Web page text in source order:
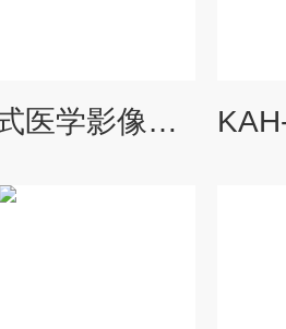
KAH-YX开放式医学影像多媒体教学系统2